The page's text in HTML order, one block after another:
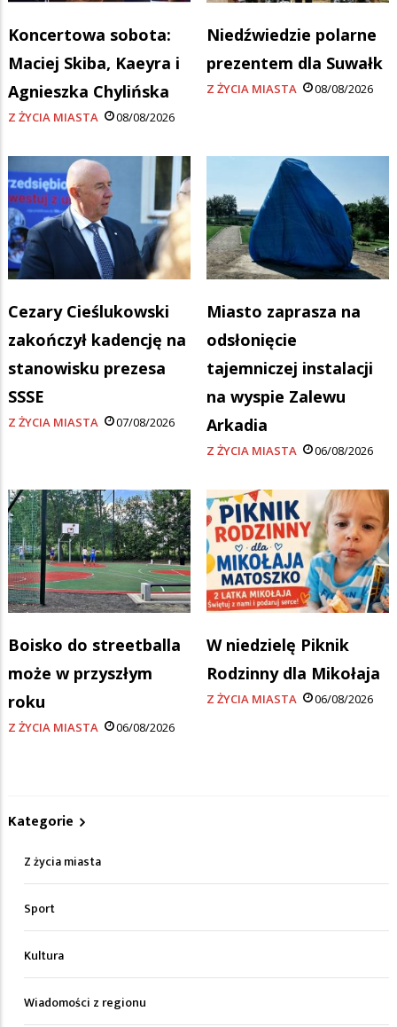
Koncertowa sobota:
Maciej Skiba, Kaeyra i
Agnieszka Chylińska
Z ŻYCIA MIASTA 08/08/2026
Niedźwiedzie polarne
prezentem dla Suwałk
Z ŻYCIA MIASTA 08/08/2026
Cezary Cieślukowski
zakończył kadencję na
stanowisku prezesa
SSSE
Z ŻYCIA MIASTA 07/08/2026
Miasto zaprasza na
odsłonięcie
tajemniczej instalacji
na wyspie Zalewu
Arkadia
Z ŻYCIA MIASTA 06/08/2026
Boisko do streetballa
może w przyszłym
roku
Z ŻYCIA MIASTA 06/08/2026
W niedzielę Piknik
Rodzinny dla Mikołaja
Z ŻYCIA MIASTA 06/08/2026
Kategorie
Z życia miasta
Sport
Kultura
Wiadomości z regionu